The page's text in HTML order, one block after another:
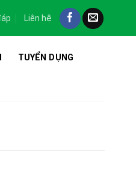
Liên hệ
TUYỂN DỤNG